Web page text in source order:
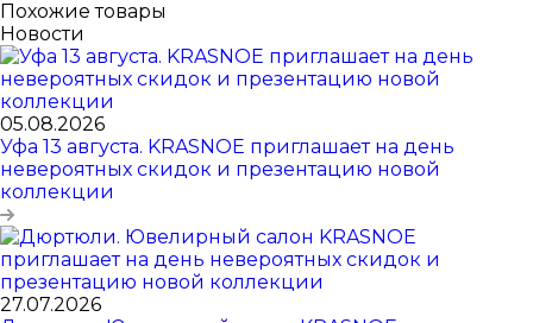
Похожие товары
Новости
05.08.2026
Уфа 13 августа. KRASNOE приглашает на день
невероятных скидок и презентацию новой
коллекции
27.07.2026